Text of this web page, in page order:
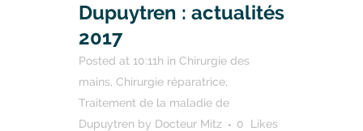
Dupuytren : actualités
2017
Posted at 10:11h in Chirurgie des
mains, Chirurgie réparatrice,
Traitement de la maladie de
Dupuytren by Docteur Mitz 0
Likes